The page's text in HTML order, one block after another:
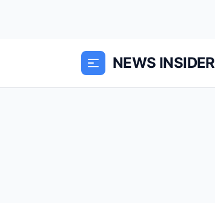
NEWS INSIDER